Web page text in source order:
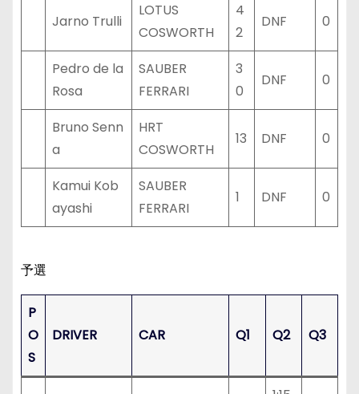
Jarno Trulli
LOTUS
COSWORTH
4
2
DNF 0
Pedro de la
Rosa
SAUBER
FERRARI
3
0
DNF 0
Bruno Senn
a
HRT
COSWORTH
13 DNF 0
Kamui Kob
ayashi
SAUBER
FERRARI
1 DNF 0
予選
P
O
S
DRIVER CAR Q1 Q2 Q3